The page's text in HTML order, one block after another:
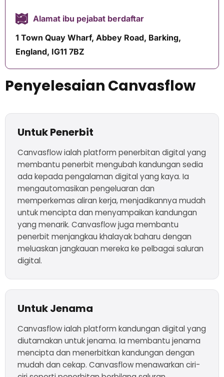
Alamat ibu pejabat berdaftar
1 Town Quay Wharf, Abbey Road, Barking,
England, IG11 7BZ
Penyelesaian Canvasflow
Untuk Penerbit
Canvasflow ialah platform penerbitan digital yang
membantu penerbit mengubah kandungan sedia
ada kepada pengalaman digital yang kaya. Ia
mengautomasikan pengeluaran dan
memperkemas aliran kerja, menjadikannya mudah
untuk mencipta dan menyampaikan kandungan
yang menarik. Canvasflow juga membantu
penerbit menjangkau khalayak baharu dengan
meluaskan jangkauan mereka ke pelbagai saluran
digital.
Untuk Jenama
Canvasflow ialah platform kandungan digital yang
diutamakan untuk jenama. Ia membantu jenama
mencipta dan menerbitkan kandungan dengan
mudah dan cekap. Canvasflow menawarkan ciri-